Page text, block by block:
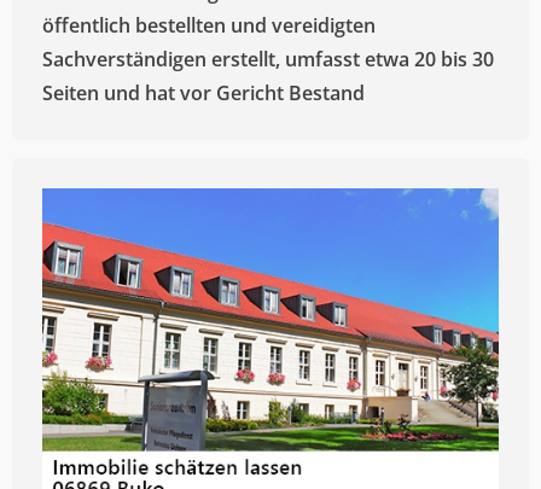
öffentlich bestellten und vereidigten
Sachverständigen erstellt, umfasst etwa 20 bis 30
Seiten und hat vor Gericht Bestand